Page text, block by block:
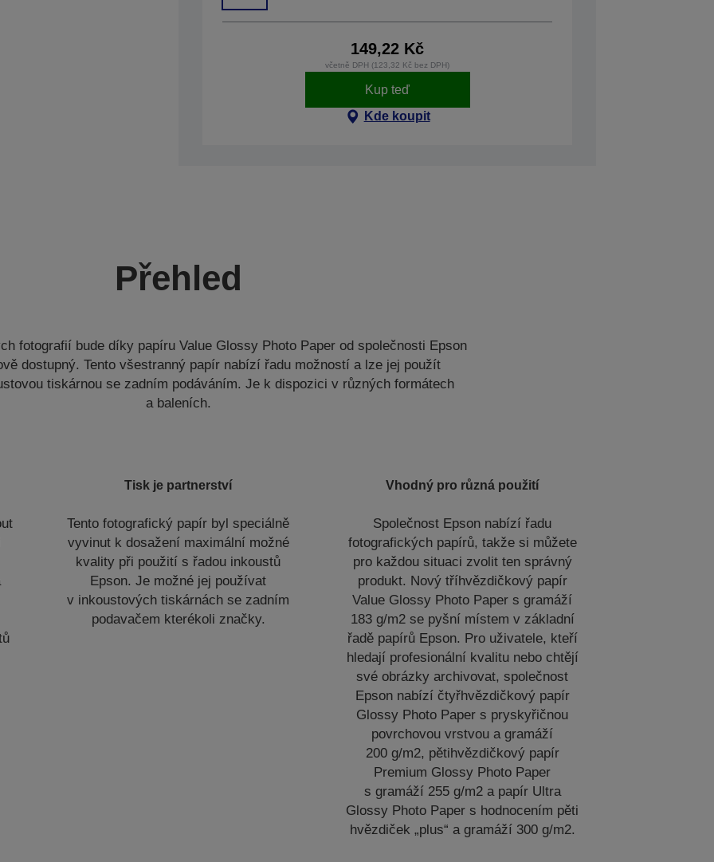
149,22 Kč
včetně DPH (123,32 Kč bez DPH)
Kup teď
Kde koupit
Přehled
fotografií bude díky papíru Value Glossy Photo Paper od společnosti Epson
dostupný. Tento všestranný papír nabízí řadu možností a lze jej použít
tiskárnou se zadním podáváním. Je k dispozici v různých formátech
a baleních.
Tisk je partnerství
Tento fotografický papír byl speciálně
vyvinut k dosažení maximální možné
kvality při použití s řadou inkoustů
Epson. Je možné jej používat
v inkoustových tiskárnách se zadním
podavačem kterékoli značky.
Vhodný pro různá použití
Společnost Epson nabízí řadu
fotografických papírů, takže si můžete
pro každou situaci zvolit ten správný
produkt. Nový tříhvězdičkový papír
Value Glossy Photo Paper s gramáží
183 g/m2 se pyšní místem v základní
řadě papírů Epson. Pro uživatele, kteří
hledají profesionální kvalitu nebo chtějí
své obrázky archivovat, společnost
Epson nabízí čtyřhvězdičkový papír
Glossy Photo Paper s pryskyřičnou
povrchovou vrstvou a gramáží
200 g/m2, pětihvězdičkový papír
Premium Glossy Photo Paper
s gramáží 255 g/m2 a papír Ultra
Glossy Photo Paper s hodnocením pěti
hvězdiček „plus“ a gramáží 300 g/m2.